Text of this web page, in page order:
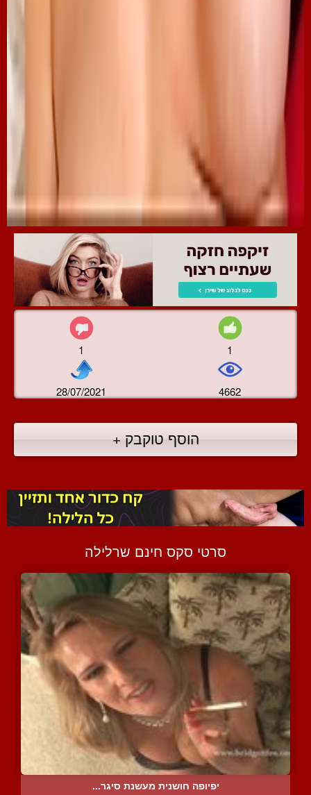
1 1
28/07/2021 4662
הוסף טוקבק +
סרטי סקס חינם שרלילה
יפיופה חושנית מעשנת סיגר...